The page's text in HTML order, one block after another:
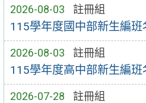
2026-08-03 註冊組
115學年度國中部新生編
2026-08-03 註冊組
115學年度高中部新生編班
2026-07-28 註冊組